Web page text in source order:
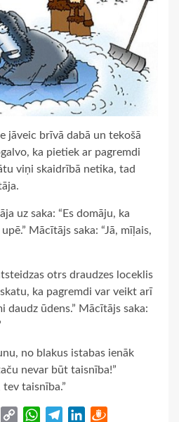
jāveic brīvā dabā un tekošā
ka pietiek ar pagremdi
viņi skaidrībā netika, tad
uz saka: “Es domāju, ka
Mācītājs saka: “Jā, mīļais,
otrs draudzes loceklis
ka pagremdi var veikt arī
daudz ūdens.” Mācītājs saka:
no blakus istabas ienāk
nevar būt taisnība!”
tev taisnība.”
Email
Copy
WhatsApp
TelegramLinkedIn